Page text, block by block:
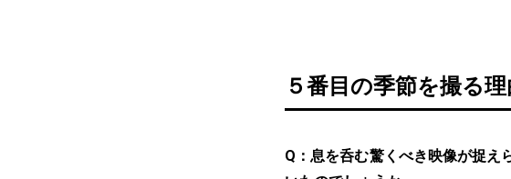
５番目の季節を撮る理
Q：息を呑む驚くべき映像が捉え